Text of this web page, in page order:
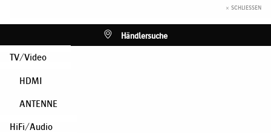
× SCHLIESSEN
Händlersuche
TV/Video
HDMI
ANTENNE
HiFi/Audio